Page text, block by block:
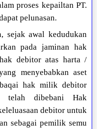
proses kepailtan PT.
pelunasan.
sejak awal kedudukan
pada jaminan hak
debitor atas harta /
menyebabkan aset
hak milik debitor
telah dibebani Hak
debitor untuk
sebagai pemilik semu